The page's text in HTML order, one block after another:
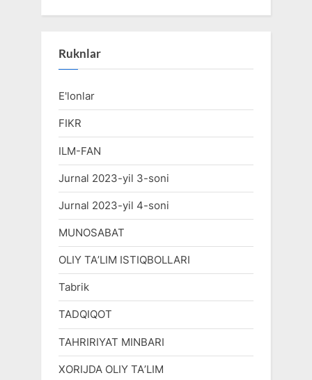
Ruknlar
E'lonlar
FIKR
ILM-FAN
Jurnal 2023-yil 3-soni
Jurnal 2023-yil 4-soni
MUNOSABAT
OLIY TAʼLIM ISTIQBOLLARI
Tabrik
TADQIQOT
TAHRIRIYAT MINBARI
XORIJDA OLIY TAʼLIM